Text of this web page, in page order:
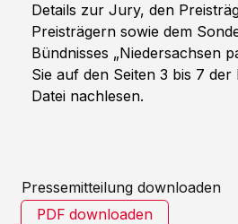
Pressemitteilung downloaden
PDF downloaden
Details zur Jury, den
Preisträgern sowie dem
Bündnisses „Niedersachsen
Sie auf den Seiten 3 bis 7 der
Datei nachlesen.